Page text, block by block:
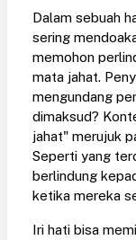
Dalam sebuah
sering
memohon
mata jahat.
mengundang
dimaksud?
jahat" merujuk
Seperti yang
berlindung
ketika mereka
Iri hati bisa